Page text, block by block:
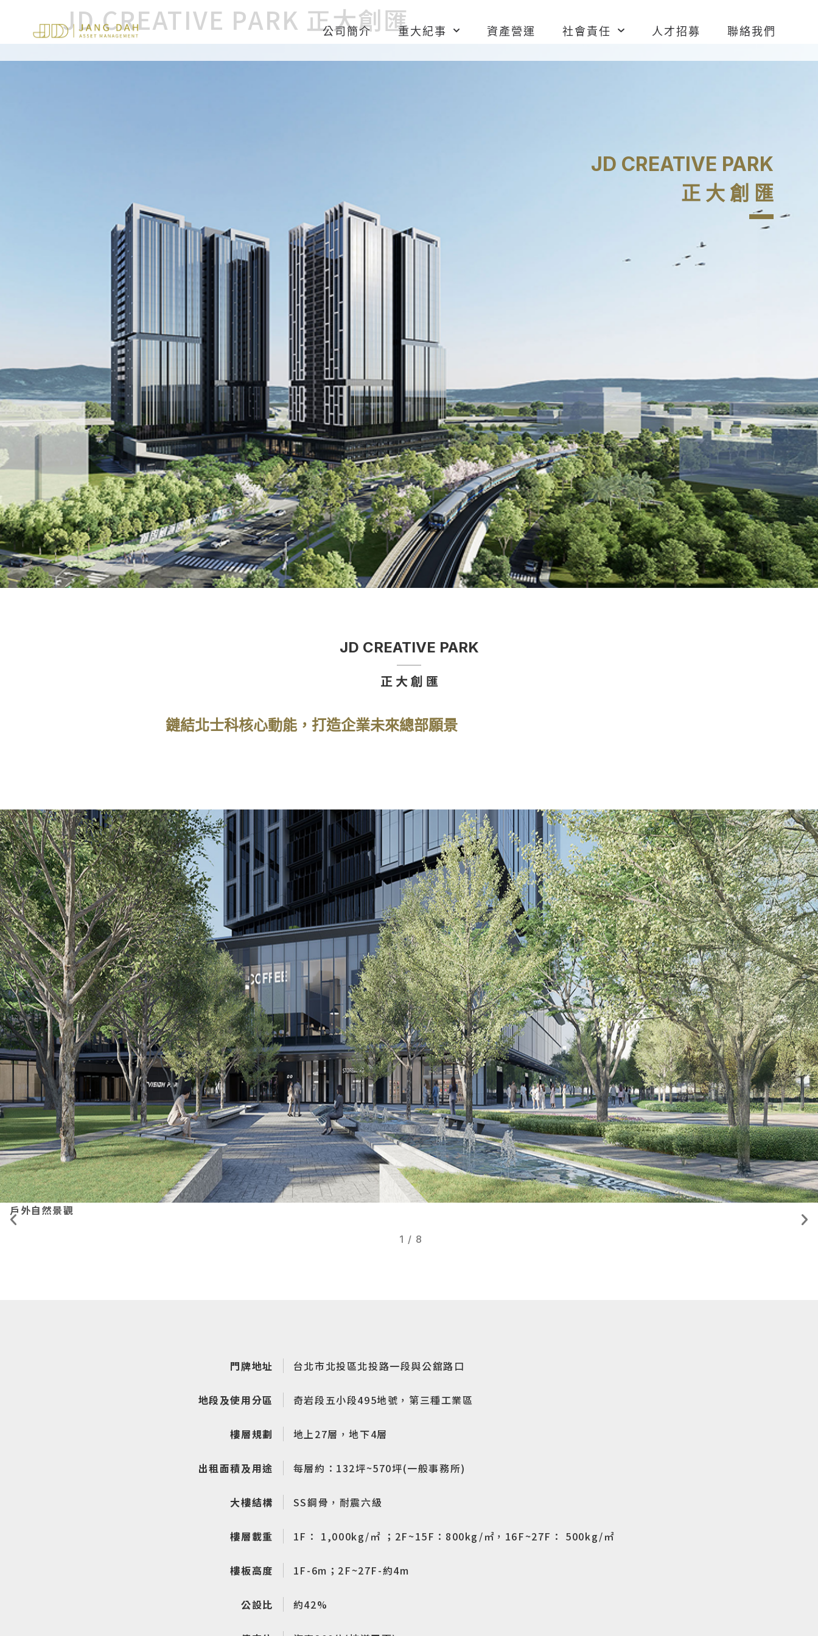
公司簡介 重大紀事 資產營運 社會責任 人才招募 聯絡我們
JD CREATIVE PARK 正大創匯
JD CREATIVE PARK
正 大 創 匯
JD CREATIVE PARK
正 大 創 匯
鏈結北士科核心動能，打造企業未來總部願景
戶外自然景觀
門牌地址 台北市北投區北投路一段與公舘路口
地段及使用分區 奇岩段五小段495地號，第三種工業區
樓層規劃 地上27層，地下4層
出租面積及用途 每層約：132坪~570坪(一般事務所)
大樓結構 SS鋼骨，耐震六級
樓層載重 1F： 1,000kg/㎡ ；2F~15F：800kg/㎡，16F~27F： 500kg/㎡
樓板高度 1F-6m；2F~27F-約4m
公設比 約42%